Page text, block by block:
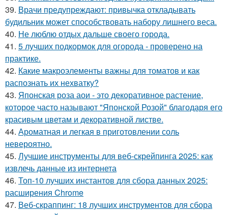
39. Врачи предупреждают: привычка откладывать
будильник может способствовать набору лишнего веса.
40. Не люблю отдых дальше своего города.
41. 5 лучших подкормок для огорода - проверено на
практике.
42. Какие макроэлементы важны для томатов и как
распознать их нехватку?
43. Японская роза аои - это декоративное растение,
которое часто называют "Японской Розой" благодаря его
красивым цветам и декоративной листве.
44. Ароматная и легкая в приготовлении соль
невероятно.
45. Лучшие инструменты для веб-скрейпинга 2025: как
извлечь данные из интернета
46. Топ-10 лучших инстантов для сбора данных 2025:
расширения Chrome
47. Веб-скраппинг: 18 лучших инструментов для сбора